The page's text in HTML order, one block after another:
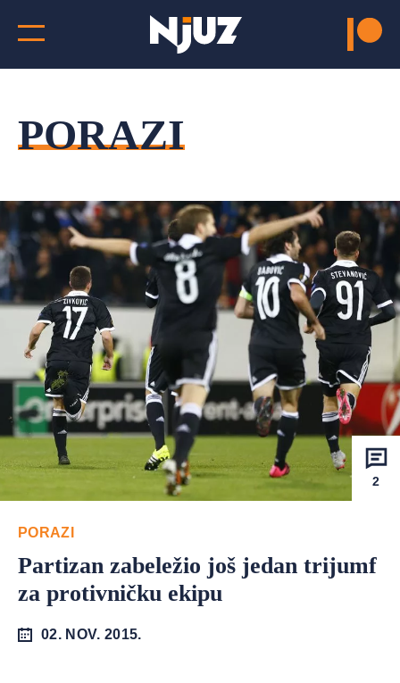
PORAZI
2
PORAZI
Partizan zabeležio još jedan trijumf
za protivničku ekipu
02. NOV. 2015.